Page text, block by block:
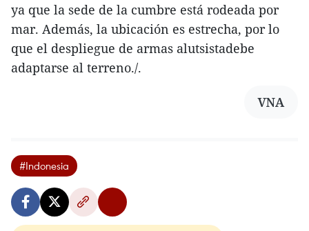
ya que la sede de la cumbre está rodeada por
mar. Además, la ubicación es estrecha, por lo
que el despliegue de armas alutsistadebe
adaptarse al terreno./.
VNA
#Indonesia